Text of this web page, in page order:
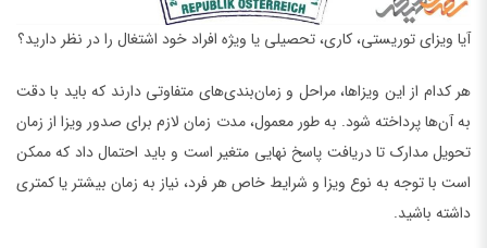
آیا ویزای توریستی، کاری، تحصیلی یا ویژه افراد خود اشتغال را در نظر دارید؟
هر کدام از این ویزاها، مراحل و زمان‌بندی‌های متفاوتی دارند که باید با دقت
به آن‌ها پرداخته شود. به طور معمول، مدت زمان لازم برای صدور ویزا از زمان
تحویل مدارک تا دریافت پاسخ نهایی متغیر است و باید احتمال داد که ممکن
است با توجه به نوع ویزا و شرایط خاص هر فرد، نیاز به زمان بیشتر یا کمتری
داشته باشید.